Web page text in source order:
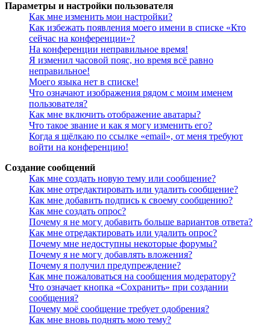
Параметры и настройки пользователя
Как мне изменить мои настройки?
Как избежать появления моего имени в списке «Кто
сейчас на конференции»?
На конференции неправильное время!
Я изменил часовой пояс, но время всё равно
неправильное!
Моего языка нет в списке!
Что означают изображения рядом с моим именем
пользователя?
Как мне включить отображение аватары?
Что такое звание и как я могу изменить его?
Когда я щёлкаю по ссылке «email», от меня требуют
войти на конференцию!
Создание сообщений
Как мне создать новую тему или сообщение?
Как мне отредактировать или удалить сообщение?
Как мне добавить подпись к своему сообщению?
Как мне создать опрос?
Почему я не могу добавить больше вариантов ответа?
Как мне отредактировать или удалить опрос?
Почему мне недоступны некоторые форумы?
Почему я не могу добавлять вложения?
Почему я получил предупреждение?
Как мне пожаловаться на сообщения модератору?
Что означает кнопка «Сохранить» при создании
сообщения?
Почему моё сообщение требует одобрения?
Как мне вновь поднять мою тему?